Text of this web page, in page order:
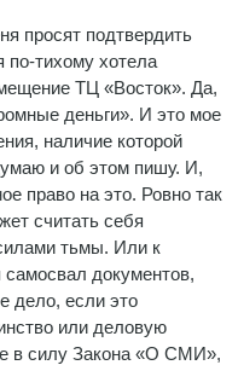
просят подтвердить
тихому хотела
ТЦ «Восток». Да,
деньги». И это мое
наличие которой
и об этом пишу. И,
право на это. Ровно так
считать себя
тьмы. Или к
самосвал документов,
дело, если это
или деловую
в силу Закона «О СМИ»,